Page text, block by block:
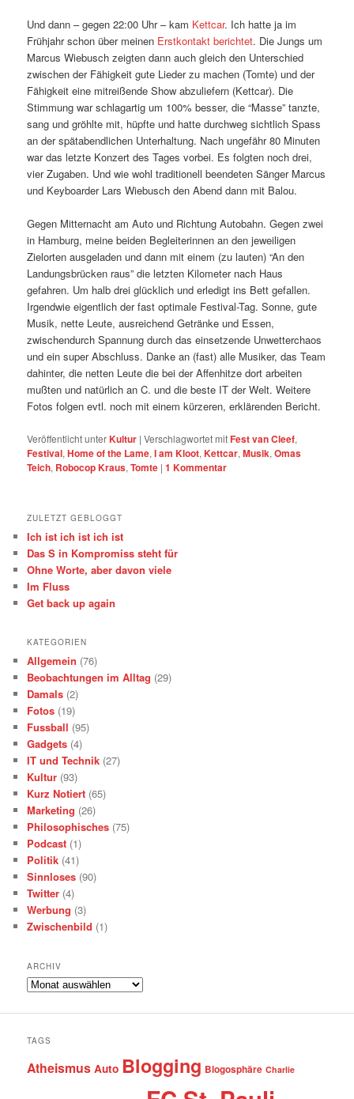
Und dann – gegen 22:00 Uhr – kam Kettcar. Ich hatte ja im
Frühjahr schon über meinen Erstkontakt berichtet. Die Jungs um
Marcus Wiebusch zeigten dann auch gleich den Unterschied
zwischen der Fähigkeit gute Lieder zu machen (Tomte) und der
Fähigkeit eine mitreißende Show abzuliefern (Kettcar). Die
Stimmung war schlagartig um 100% besser, die “Masse” tanzte,
sang und gröhlte mit, hüpfte und hatte durchweg sichtlich Spass
an der spätabendlichen Unterhaltung. Nach ungefähr 80 Minuten
war das letzte Konzert des Tages vorbei. Es folgten noch drei,
vier Zugaben. Und wie wohl traditionell beendeten Sänger Marcus
und Keyboarder Lars Wiebusch den Abend dann mit Balou.
Gegen Mitternacht am Auto und Richtung Autobahn. Gegen zwei
in Hamburg, meine beiden Begleiterinnen an den jeweiligen
Zielorten ausgeladen und dann mit einem (zu lauten) “An den
Landungsbrücken raus” die letzten Kilometer nach Haus
gefahren. Um halb drei glücklich und erledigt ins Bett gefallen.
Irgendwie eigentlich der fast optimale Festival-Tag. Sonne, gute
Musik, nette Leute, ausreichend Getränke und Essen,
zwischendurch Spannung durch das einsetzende Unwetterchaos
und ein super Abschluss. Danke an (fast) alle Musiker, das Team
dahinter, die netten Leute die bei der Affenhitze dort arbeiten
mußten und natürlich an C. und die beste IT der Welt. Weitere
Fotos folgen evtl. noch mit einem kürzeren, erklärenden Bericht.
Veröffentlicht unterKultur |Verschlagwortet mitFest van Cleef,
Festival,Home of the Lame,I am Kloot,Kettcar,Musik,Omas
Teich, Robocop Kraus,Tomte |1 Kommentar
ZULETZT GEBLOGGT
Ich ist ich ist ich ist
Das S in Kompromiss steht für
Ohne Worte, aber davon viele
Im Fluss
Get back up again
KATEGORIEN
Allgemein (76)
Beobachtungen im Alltag (29)
Damals (2)
Fotos (19)
Fussball (95)
Gadgets (4)
IT und Technik (27)
Kultur (93)
Kurz Notiert (65)
Marketing (26)
Philosophisches (75)
Podcast (1)
Politik (41)
Sinnloses (90)
Twitter (4)
Werbung (3)
Zwischenbild (1)
ARCHIV
Archiv
TAGS
Atheismus Auto Blogging Blogosphäre Charlie